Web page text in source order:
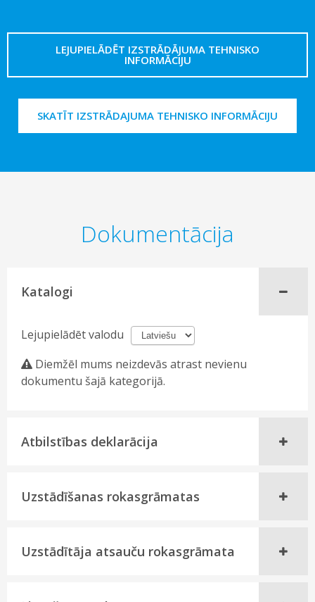
LEJUPIELĀDĒT IZSTRĀDĀJUMA TEHNISKO
INFORMĀCIJU
SKATĪT IZSTRĀDAJUMA TEHNISKO INFORMĀCIJU
Dokumentācija
Katalogi
Lejupielādēt valodu
Diemžēl mums neizdevās atrast nevienu
dokumentu šajā kategorijā.
Atbilstības deklarācija
Uzstādīšanas rokasgrāmatas
Uzstādītāja atsauču rokasgrāmata